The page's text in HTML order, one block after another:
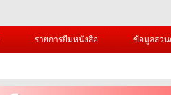
รายการยืมหนังสือ ข้อมูลส่ว